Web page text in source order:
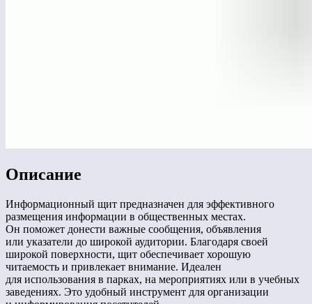
Описание
Информационный щит предназначен для эффективного
размещения информации в общественных местах.
Он поможет донести важные сообщения, объявления
или указатели до широкой аудитории. Благодаря своей
широкой поверхности, щит обеспечивает хорошую
читаемость и привлекает внимание. Идеален
для использования в парках, на мероприятиях или в учебных
заведениях. Это удобный инструмент для организации